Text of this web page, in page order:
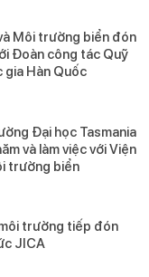
Môi trường biển đón
Đoàn công tác Quỹ
gia Hàn Quốc
Đại học Tasmania
và làm việc với Viện
trường biển
trường tiếp đón
JICA